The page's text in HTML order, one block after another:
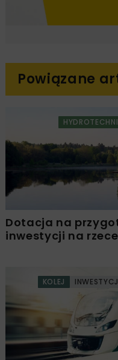
Powiązane
Dotacja na
inwestycji na
KOLEJ